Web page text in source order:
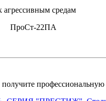
средам
ПроСт-22ПА